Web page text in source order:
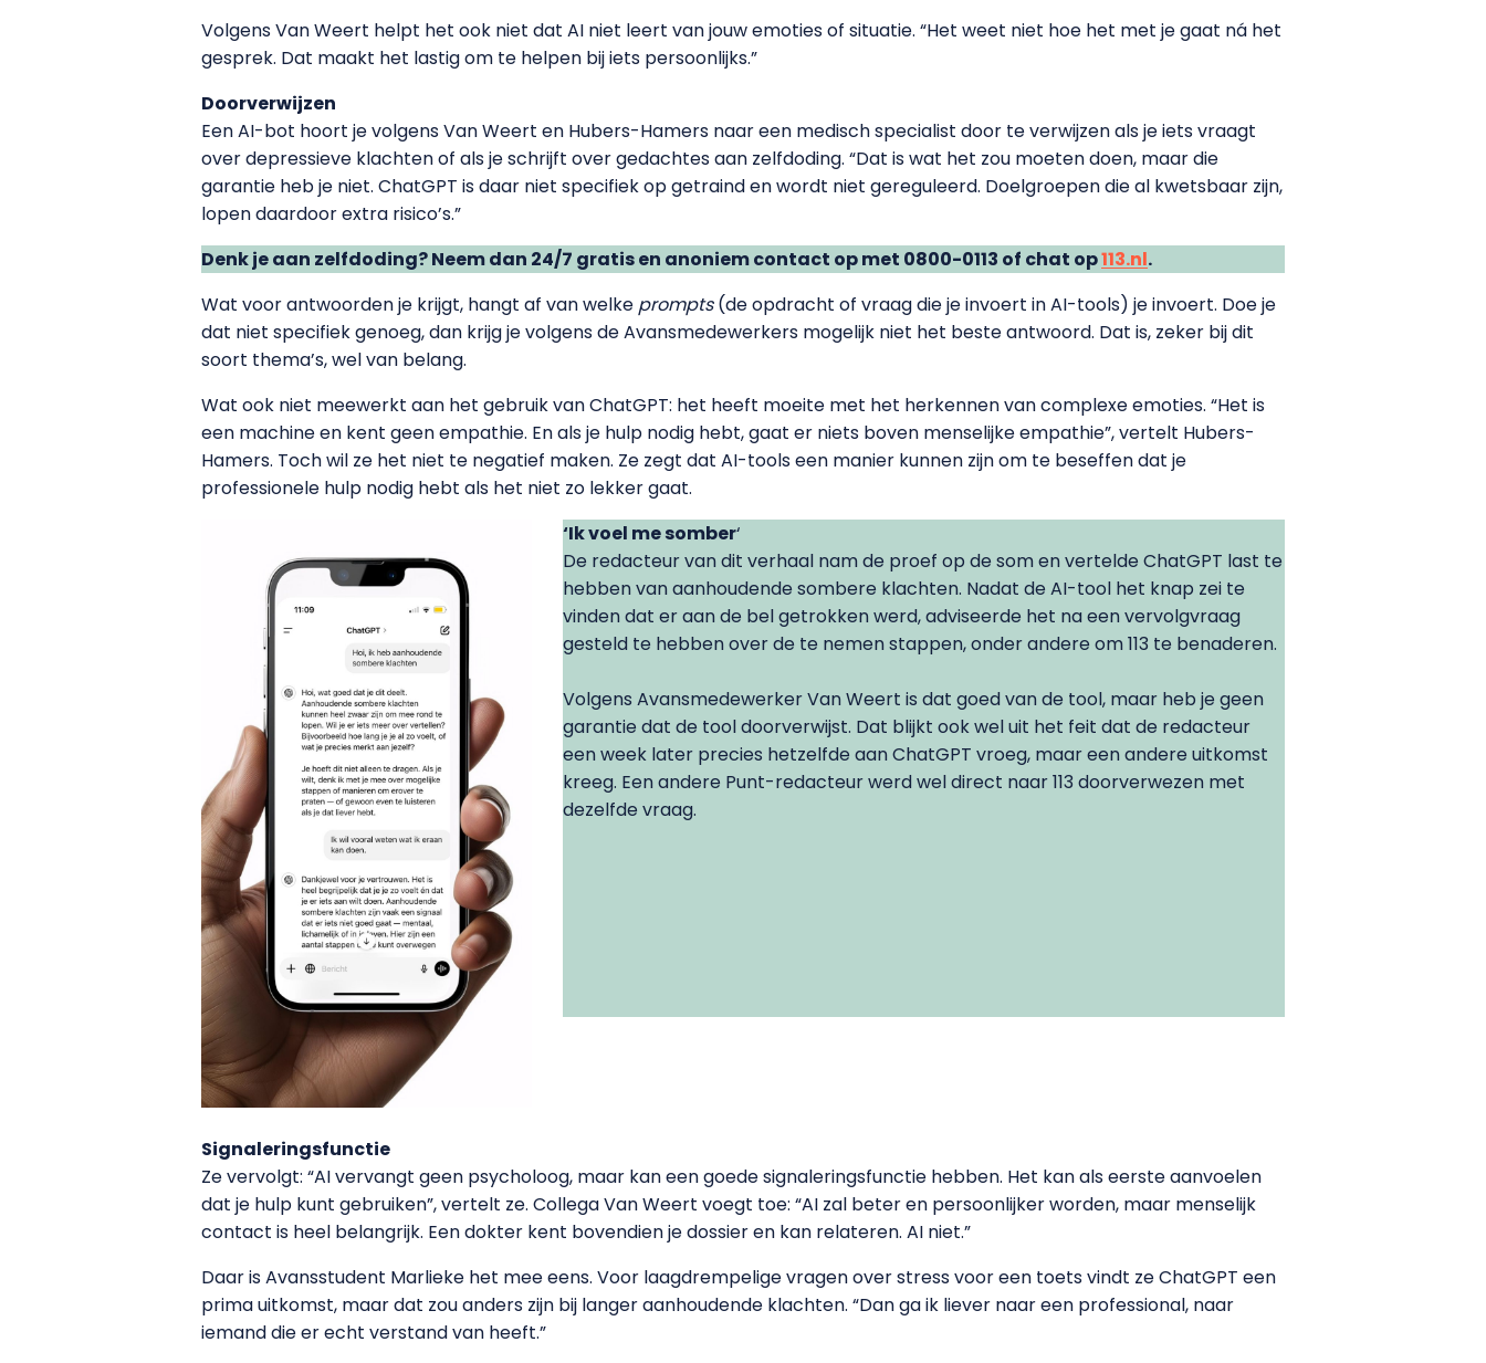
Volgens Van Weert helpt het ook niet dat AI niet leert van jouw emoties of situatie. “Het weet niet hoe het met je gaat ná het
gesprek. Dat maakt het lastig om te helpen bij iets persoonlijks.”
Doorverwijzen
Een AI-bot hoort je volgens Van Weert en Hubers-Hamers naar een medisch specialist door te verwijzen als je iets vraagt
over depressieve klachten of als je schrijft over gedachtes aan zelfdoding. “Dat is wat het zou moeten doen, maar die
garantie heb je niet. ChatGPT is daar niet specifiek op getraind en wordt niet gereguleerd. Doelgroepen die al kwetsbaar zijn,
lopen daardoor extra risico’s.”
Denk je aan zelfdoding? Neem dan 24/7 gratis en anoniem contact op met 0800-0113 of chat op113.nl.
Wat voor antwoorden je krijgt, hangt af van welke prompts(de opdracht of vraag die je invoert in AI-tools) je invoert. Doe je
dat niet specifiek genoeg, dan krijg je volgens de Avansmedewerkers mogelijk niet het beste antwoord. Dat is, zeker bij dit
soort thema’s, wel van belang.
Wat ook niet meewerkt aan het gebruik van ChatGPT: het heeft moeite met het herkennen van complexe emoties. “Het is
een machine en kent geen empathie. En als je hulp nodig hebt, gaat er niets boven menselijke empathie”, vertelt Hubers-
Hamers. Toch wil ze het niet te negatief maken. Ze zegt dat AI-tools een manier kunnen zijn om te beseffen dat je
professionele hulp nodig hebt als het niet zo lekker gaat.
‘Ik voel me somber‘
De redacteur van dit verhaal nam de proef op de som en vertelde ChatGPT last te
hebben van aanhoudende sombere klachten. Nadat de AI-tool het knap zei te
vinden dat er aan de bel getrokken werd, adviseerde het na een vervolgvraag
gesteld te hebben over de te nemen stappen, onder andere om 113 te benaderen.
Volgens Avansmedewerker Van Weert is dat goed van de tool, maar heb je geen
garantie dat de tool doorverwijst. Dat blijkt ook wel uit het feit dat de redacteur
een week later precies hetzelfde aan ChatGPT vroeg, maar een andere uitkomst
kreeg. Een andere Punt-redacteur werd wel direct naar 113 doorverwezen met
dezelfde vraag.
Signaleringsfunctie
Ze vervolgt: “AI vervangt geen psycholoog, maar kan een goede signaleringsfunctie hebben. Het kan als eerste aanvoelen
dat je hulp kunt gebruiken”, vertelt ze. Collega Van Weert voegt toe: “AI zal beter en persoonlijker worden, maar menselijk
contact is heel belangrijk. Een dokter kent bovendien je dossier en kan relateren. AI niet.”
Daar is Avansstudent Marlieke het mee eens. Voor laagdrempelige vragen over stress voor een toets vindt ze ChatGPT een
prima uitkomst, maar dat zou anders zijn bij langer aanhoudende klachten. “Dan ga ik liever naar een professional, naar
iemand die er echt verstand van heeft.”